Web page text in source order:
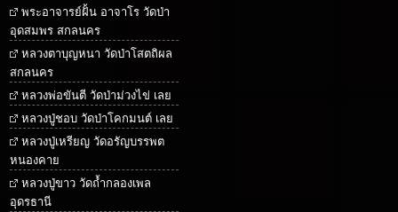
พระอาจารย์ฝั้น อาจาโร วัดป่า
อุดสมพร สกลนคร
หลวงตาบุญหนา วัดป่าโสตถิผล
สกลนคร
หลวงพ่อขันตี วัดป่าม่วงไข่ เลย
หลวงปู่ชอบ วัดป่าโคกมนต์ เลย
หลวงปู่เหรียญ วัดอรัญบรรพต
หนองคาย
หลวงปู่ขาว วัดถ้ำกลองเพล
อุดรธานี